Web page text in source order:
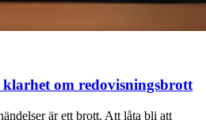
om redovisningsbrott
är ett brott. Att låta bli att